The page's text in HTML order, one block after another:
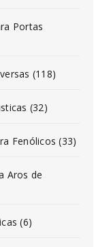
Portas
(118)
(32)
Fenólicos (33)
Aros de
(6)